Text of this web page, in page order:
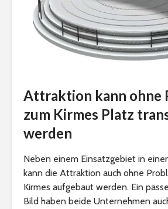
Attraktion kann ohne
zum Kirmes Platz
werden
Neben einem Einsatzgebiet in
kann die Attraktion auch ohne
Kirmes aufgebaut werden. Ein
Bild haben beide Unternehmen